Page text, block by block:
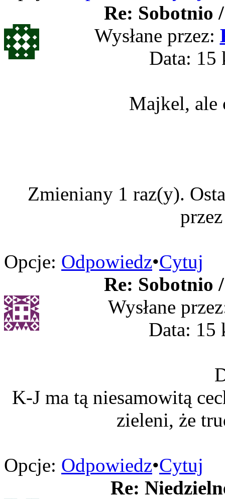
Re: Sobotnio
Wysłane przez:
Data: 15
Majkel, ale
Zmieniany 1 raz(y).
Opcje: Odpowiedz•Cytuj
Re: Sobotnio
Wysłane
Data: 15
K-J ma tą niesamowitą
zieleni, że
Opcje: Odpowiedz•Cytuj
Re: